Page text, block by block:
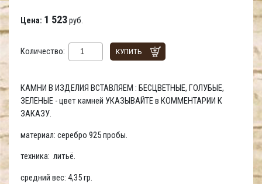
Цена: 1 523руб.
Количество: КУПИТЬ
КАМНИ В ИЗДЕЛИЯ ВСТАВЛЯЕМ : БЕСЦВЕТНЫЕ, ГОЛУБЫЕ,
ЗЕЛЕНЫЕ - цвет камней УКАЗЫВАЙТЕ в КОММЕНТАРИИ К
ЗАКАЗУ.
материал: серебро 925 пробы.
техника: литьё.
средний вес: 4,35 гр.